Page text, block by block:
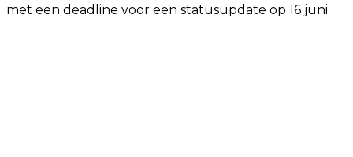
met een deadline voor een statusupdate op 16 juni.